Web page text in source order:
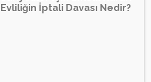
Evliliğin İptali Davası Nedir?